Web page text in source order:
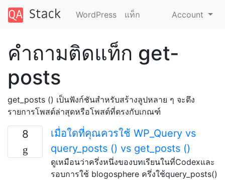
WordPress แท็ก Account
คำถามติดแท็ก get-
posts
get_posts () เป็นฟังก์ชันสำหรับสร้างลูปหลาย ๆ จะดึง
รายการโพสต์ล่าสุดหรือโพสต์ที่ตรงกับเกณฑ์
8
เมื่อใดที่คุณควรใช้ WP_Query vs
query_posts () vs get_posts ()
ดูเหมือนว่าครึ่งหนึ่งของบทเรียนในที่Codexและ
รอบการใช้ blogosphere ครึ่งใช้query_posts()